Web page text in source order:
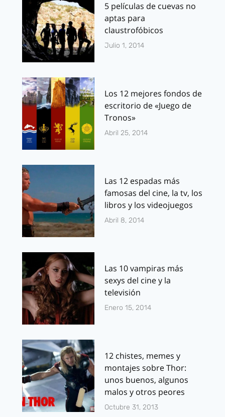
5 películas de cuevas no
aptas para
claustrofóbicos
Julio 1, 2014
Los 12 mejores fondos de
escritorio de «Juego de
Tronos»
Abril 25, 2014
Las 12 espadas más
famosas del cine, la tv, los
libros y los videojuegos
Abril 8, 2014
Las 10 vampiras más
sexys del cine y la
televisión
Enero 15, 2014
12 chistes, memes y
montajes sobre Thor:
unos buenos, algunos
malos y otros peores
Octubre 31, 2013